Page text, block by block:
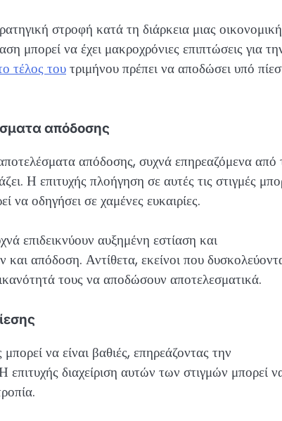
στροφή κατά τη διάρκεια μιας
μπορεί να έχει μακροχρόνιες επιπτώσεις για
τέλος τουτριμήνου πρέπει να αποδώσει υπό
απόδοσης
απόδοσης, συχνά επηρεαζόμενα από
Η επιτυχής πλοήγηση σε αυτές τις στιγμές
να οδηγήσει σε χαμένες ευκαιρίες.
επιδεικνύουν αυξημένη εστίαση και
απόδοση. Αντίθετα, εκείνοι που
τους να αποδώσουν αποτελεσματικά.
να είναι βαθιές, επηρεάζοντας την
διαχείριση αυτών των στιγμών μπορεί